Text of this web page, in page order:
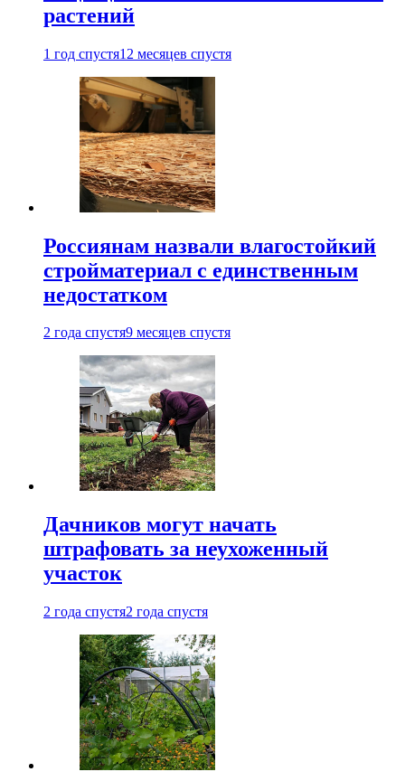
растений
1 год спустя12 месяцев спустя
Россиянам назвали влагостойкий
стройматериал с единственным
недостатком
2 года спустя9 месяцев спустя
Дачников могут начать
штрафовать за неухоженный
участок
2 года спустя2 года спустя